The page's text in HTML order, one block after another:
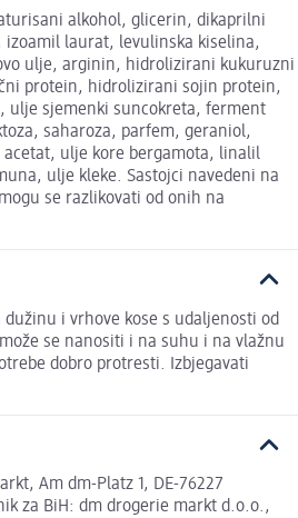
alkohol, glicerin, dikaprilni
laurat, levulinska kiselina,
ulje, arginin, hidrolizirani kukuruzni
protein, hidrolizirani sojin protein,
ulje sjemenki suncokreta, ferment
saharoza, parfem, geraniol,
ulje kore bergamota, linalil
ulje kleke. Sastojci navedeni na
se razlikovati od onih na
i vrhove kose s udaljenosti od
se nanositi i na suhu i na vlažnu
dobro protresti. Izbjegavati
Am dm-Platz 1, DE-76227
za BiH: dm drogerie markt d.o.o.,